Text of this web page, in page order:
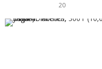
20